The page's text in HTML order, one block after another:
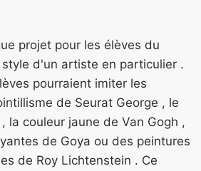
projet pour les élèves du
d'un artiste en particulier .
pourraient imiter les
de Seurat George , le
la couleur jaune de Van Gogh ,
de Goya ou des peintures
de Roy Lichtenstein . Ce